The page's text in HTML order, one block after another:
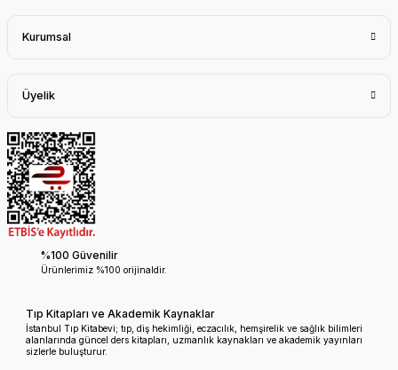
Kurumsal
Üyelik
%100 Güvenilir
Ürünlerimiz %100 orijinaldir.
Tıp Kitapları ve Akademik Kaynaklar
İstanbul Tıp Kitabevi; tıp, diş hekimliği, eczacılık, hemşirelik ve sağlık bilimleri
alanlarında güncel ders kitapları, uzmanlık kaynakları ve akademik yayınları
sizlerle buluşturur.